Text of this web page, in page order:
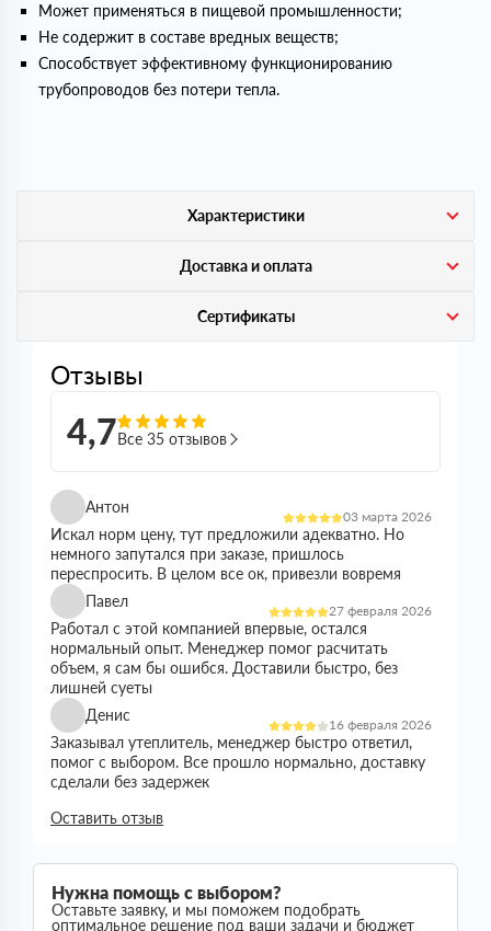
Может применяться в пищевой промышленности;
Не содержит в составе вредных веществ;
Способствует эффективному функционированию
трубопроводов без потери тепла.
Характеристики
Доставка и оплата
Сертификаты
Отзывы
4,7Все 35 отзывов
Антон
03 марта 2026
Искал норм цену, тут предложили адекватно. Но
немного запутался при заказе, пришлось
переспросить. В целом все ок, привезли вовремя
Павел
27 февраля 2026
Работал с этой компанией впервые, остался
нормальный опыт. Менеджер помог расчитать
объем, я сам бы ошибся. Доставили быстро, без
лишней суеты
Денис
16 февраля 2026
Заказывал утеплитель, менеджер быстро ответил,
помог с выбором. Все прошло нормально, доставку
сделали без задержек
Искал утеплитель подешевле, тут предложили норм
Оставить отзыв
Нужна помощь с выбором?
Оставьте заявку, и мы поможем подобрать
оптимальное решение под ваши задачи и бюджет